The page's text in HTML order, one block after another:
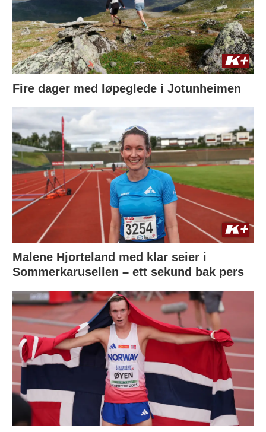
Fire dager med løpeglede i Jotunheimen
Malene Hjorteland med klar seier i
Sommerkarusellen – ett sekund bak pers